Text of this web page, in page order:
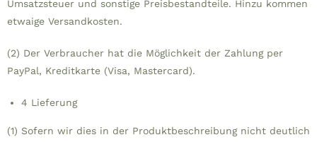
Umsatzsteuer und sonstige Preisbestandteile. Hinzu kommen
etwaige Versandkosten.
(2) Der Verbraucher hat die Möglichkeit der Zahlung per
PayPal, Kreditkarte (Visa, Mastercard).
4 Lieferung
(1) Sofern wir dies in der Produktbeschreibung nicht deutlich